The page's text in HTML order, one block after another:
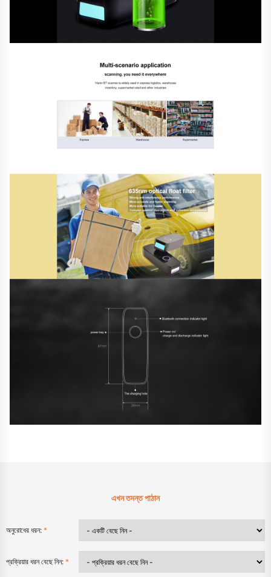
এখন তদন্ত পাঠান
অনুরোধের ধরন: *
প্রক্রিয়ার ধরন বেছে নিন: *